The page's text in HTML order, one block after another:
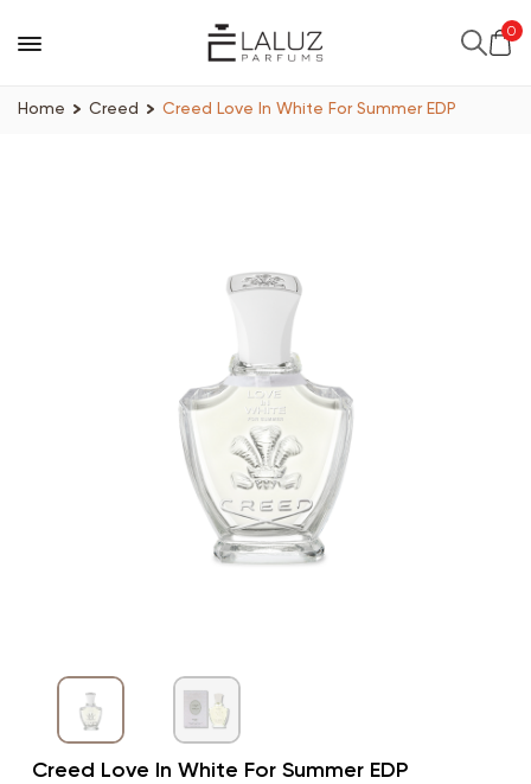
0
Home Creed Creed Love In White For Summer EDP
Creed Love In White For Summer EDP